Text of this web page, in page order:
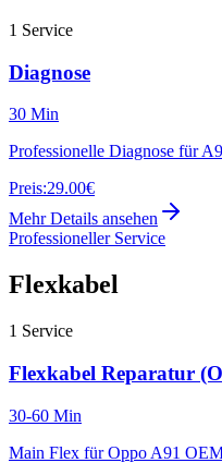
1 Service
Diagnose
30 Min
Professionelle Diagnose für
Preis:29.00€
Mehr Details ansehen
Professioneller Service
Flexkabel
1 Service
Flexkabel Reparatur
30-60 Min
Main Flex für Oppo A91